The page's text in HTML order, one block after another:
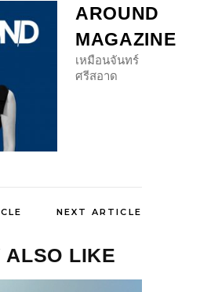
AROUND
MAGAZINE
เหมือนจันทร์
ศรีสอาด
NEXT ARTICLE
ALSO LIKE